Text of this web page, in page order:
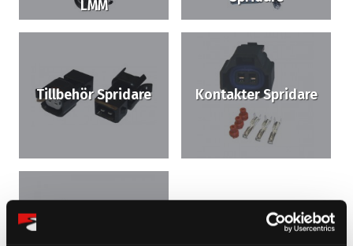
LMM
Tillbehör Spridare Kontakter Spridare